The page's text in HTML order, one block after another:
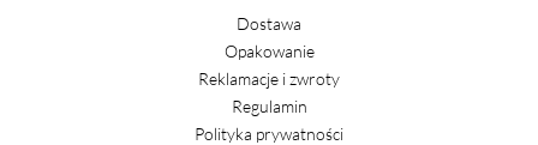
Dostawa
Opakowanie
Reklamacje i zwroty
Regulamin
Polityka prywatności